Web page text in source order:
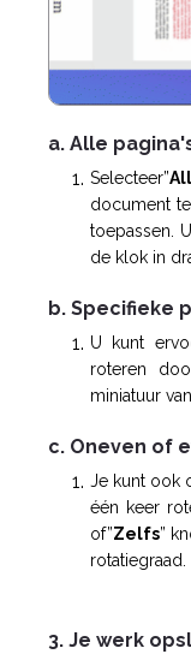
a. Alle
Selecteer”
document
toepassen.
de klok in
b. Specifieke
U kunt
roteren
miniatuur
c. Oneven of
Je kunt ook
één keer
of”Zelfs”
rotatiegraad.
3. Je werk